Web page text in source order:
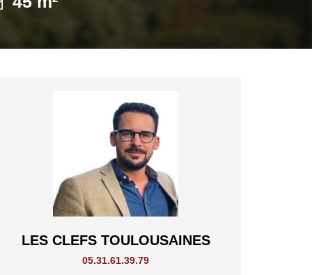
LES CLEFS TOULOUSAINES
05.31.61.39.79